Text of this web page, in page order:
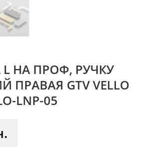
НА ПРОФ, РУЧКУ
GTV VELLO
LNP-05